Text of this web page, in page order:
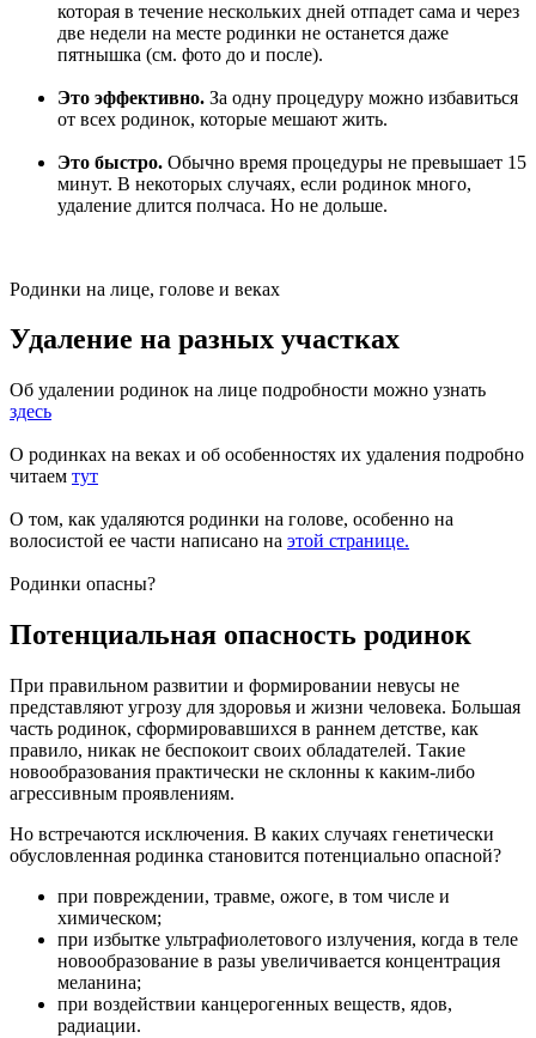
которая в течение нескольких дней отпадет сама и через
две недели на месте родинки не останется даже
пятнышка (см. фото до и после).
Это эффективно. За одну процедуру можно избавиться
от всех родинок, которые мешают жить.
Это быстро. Обычно время процедуры не превышает 15
минут. В некоторых случаях, если родинок много,
удаление длится полчаса. Но не дольше.
Родинки на лице, голове и веках
Удаление на разных участках
Об удалении родинок на лице подробности можно узнать
здесь
О родинках на веках и об особенностях их удаления подробно
читаем тут
О том, как удаляются родинки на голове, особенно на
волосистой ее части написано на этой странице.
Родинки опасны?
Потенциальная опасность родинок
При правильном развитии и формировании невусы не
представляют угрозу для здоровья и жизни человека. Большая
часть родинок, сформировавшихся в раннем детстве, как
правило, никак не беспокоит своих обладателей. Такие
новообразования практически не склонны к каким-либо
агрессивным проявлениям.
Но встречаются исключения. В каких случаях генетически
обусловленная родинка становится потенциально опасной?
при повреждении, травме, ожоге, в том числе и
химическом;
при избытке ультрафиолетового излучения, когда в теле
новообразование в разы увеличивается концентрация
меланина;
при воздействии канцерогенных веществ, ядов,
радиации.